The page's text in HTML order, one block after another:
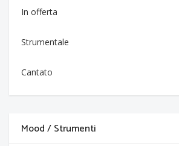
In offerta
Strumentale
Cantato
Mood / Strumenti